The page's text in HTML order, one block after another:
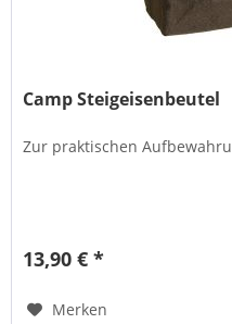
Camp Steigeisenbeutel
Zur praktischen
13,90 € *
Merken